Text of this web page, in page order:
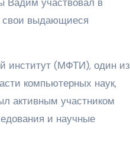
свои выдающиеся
институт (МФТИ), один из
компьютерных наук,
активным участником
и научные